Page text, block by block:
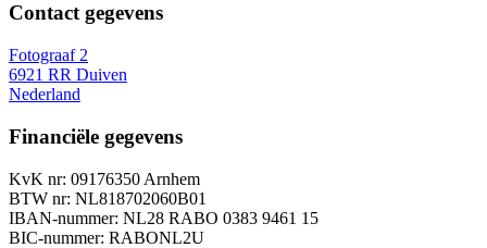
Contact gegevens
Fotograaf 2
6921 RR Duiven
Nederland
Financiële gegevens
KvK nr: 09176350 Arnhem
BTW nr: NL818702060B01
IBAN-nummer: NL28 RABO 0383 9461 15
BIC-nummer: RABONL2U